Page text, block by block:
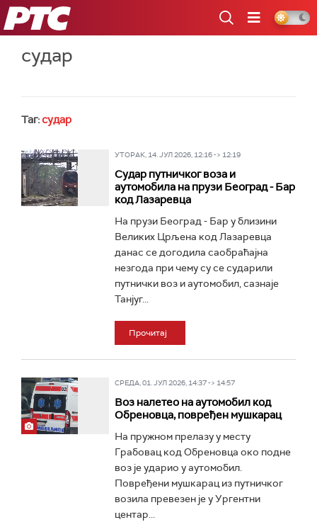
РТС
судар
Таг:судар
УТОРАК, 14. ЈУЛ 2026, 12:16 -> 12:19
Судар путничког воза и
аутомобила на прузи Београд - Бар
код Лазаревца
На прузи Београд - Бар у близини
Великих Црљена код Лазаревца
данас се догодила саобраћајна
незгода при чему су се сударили
путнички воз и аутомобил, сазнаје
Танјуг...
Прочитај
СРЕДА, 01. ЈУЛ 2026, 14:37 -> 14:57
Воз налетео на аутомобил код
Обреновца, повређен мушкарац
На пружном прелазу у месту
Грабовац код Обреновца око подне
воз је ударио у аутомобил.
Повређени мушкарац из путничког
возила превезен је у Ургентни
центар...